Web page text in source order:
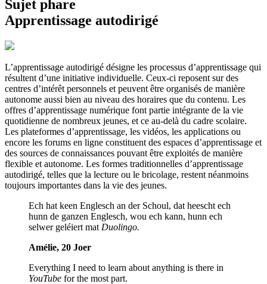
Sujet phare
Apprentissage autodirigé
L’apprentissage autodirigé désigne les processus d’apprentissage qui
résultent d’une initiative individuelle. Ceux-ci reposent sur des
centres d’intérêt personnels et peuvent être organisés de manière
autonome aussi bien au niveau des horaires que du contenu. Les
offres d’apprentissage numérique font partie intégrante de la vie
quotidienne de nombreux jeunes, et ce au-delà du cadre scolaire.
Les plateformes d’apprentissage, les vidéos, les applications ou
encore les forums en ligne constituent des espaces d’apprentissage et
des sources de connaissances pouvant être exploités de manière
flexible et autonome. Les formes traditionnelles d’apprentissage
autodirigé, telles que la lecture ou le bricolage, restent néanmoins
toujours importantes dans la vie des jeunes.
Ech hat keen Englesch an der Schoul, dat heescht ech
hunn de ganzen Englesch, wou ech kann, hunn ech
selwer geléiert mat Duolingo.
Amélie, 20 Joer
Everything I need to learn about anything is there in
YouTube for the most part.